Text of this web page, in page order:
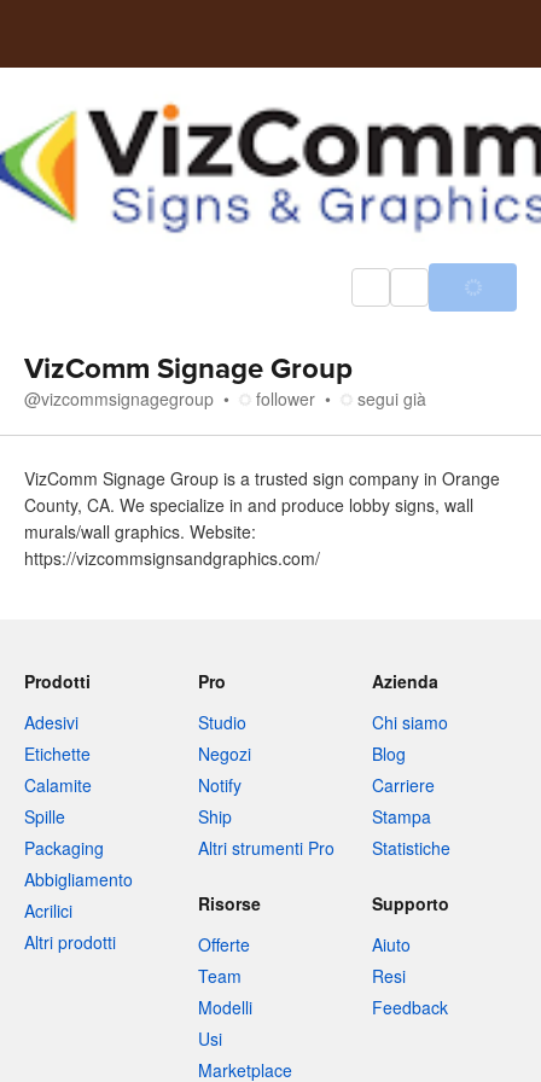
VizComm Signage Group
@vizcommsignagegroup follower segui già
VizComm Signage Group is a trusted sign company in Orange
County, CA. We specialize in and produce lobby signs, wall
murals/wall graphics. Website:
https://vizcommsignsandgraphics.com/
Prodotti
Adesivi
Etichette
Calamite
Spille
Packaging
Abbigliamento
Acrilici
Altri prodotti
Pro
Studio
Negozi
Notify
Ship
Altri strumenti Pro
Azienda
Chi siamo
Blog
Carriere
Stampa
Statistiche
Risorse
Offerte
Team
Modelli
Usi
Marketplace
Supporto
Aiuto
Resi
Feedback